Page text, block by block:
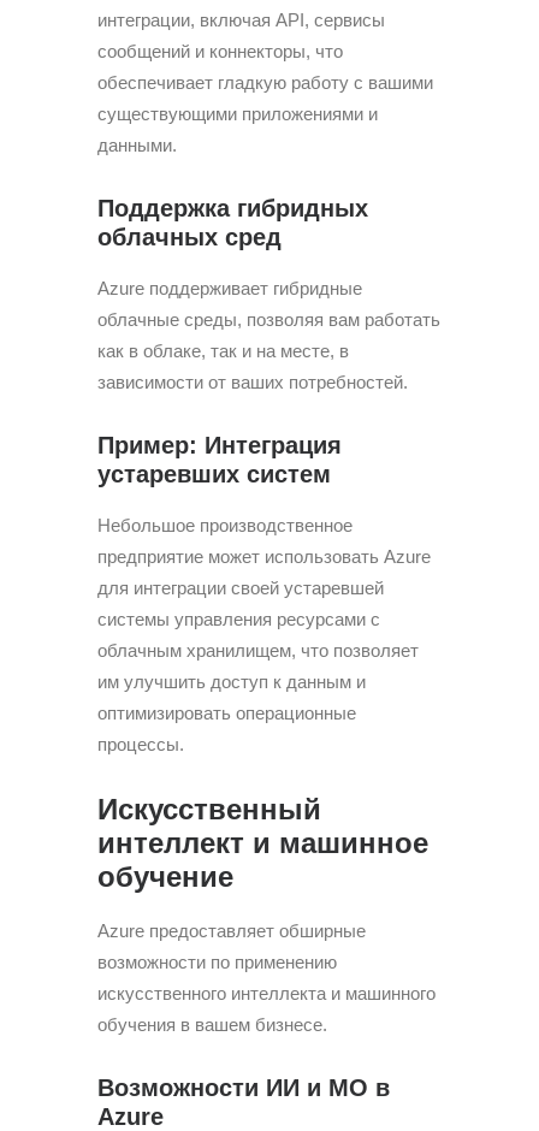
интеграции, включая API, сервисы
сообщений и коннекторы, что
обеспечивает гладкую работу с вашими
существующими приложениями и
данными.
Поддержка гибридных
облачных сред
Azure поддерживает гибридные
облачные среды, позволяя вам работать
как в облаке, так и на месте, в
зависимости от ваших потребностей.
Пример: Интеграция
устаревших систем
Небольшое производственное
предприятие может использовать Azure
для интеграции своей устаревшей
системы управления ресурсами с
облачным хранилищем, что позволяет
им улучшить доступ к данным и
оптимизировать операционные
процессы.
Искусственный
интеллект и машинное
обучение
Azure предоставляет обширные
возможности по применению
искусственного интеллекта и машинного
обучения в вашем бизнесе.
Возможности ИИ и МО в
Azure